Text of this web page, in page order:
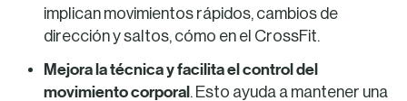
implican movimientos rápidos, cambios de
dirección y saltos, cómo en el CrossFit.
Mejora la técnica y facilita el control del
movimiento corporal. Esto ayuda a mantener una